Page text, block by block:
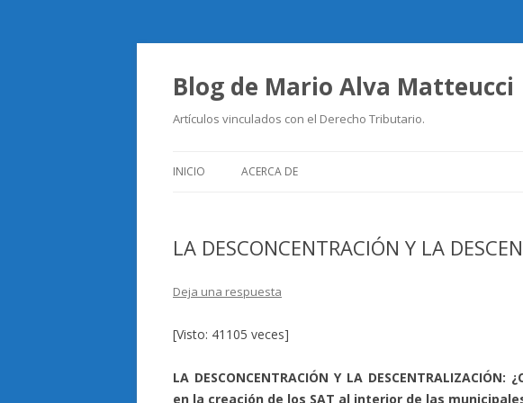
Blog de Mario Alva Matteucci
Artículos vinculados con el Derecho Tributario.
INICIO ACERCA DE
LA DESCONCENTRACIÓN Y LA
Deja una respuesta
[Visto: 41105 veces]
LA DESCONCENTRACIÓN Y LA
en la creación de los SAT al interior de las